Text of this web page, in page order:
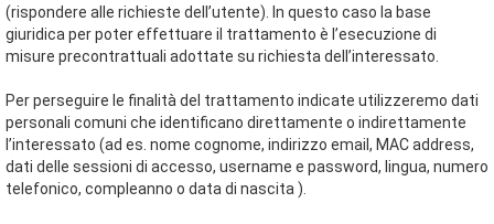
(rispondere alle richieste dell’utente). In questo caso la base
giuridica per poter effettuare il trattamento è l’esecuzione di
misure precontrattuali adottate su richiesta dell’interessato.
Per perseguire le finalità del trattamento indicate utilizzeremo dati
personali comuni che identificano direttamente o indirettamente
l’interessato (ad es. nome cognome, indirizzo email, MAC address,
dati delle sessioni di accesso, username e password, lingua, numero
telefonico, compleanno o data di nascita ).